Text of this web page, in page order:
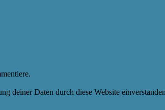
deiner Daten durch diese Website